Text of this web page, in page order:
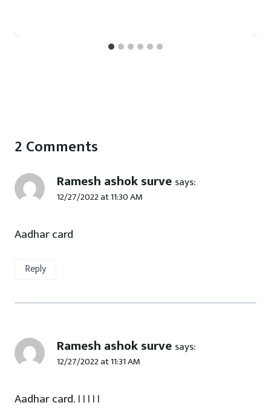
2 Comments
Ramesh ashok surve says:
12/27/2022 at 11:30 AM
Aadhar card
Reply
Ramesh ashok surve says:
12/27/2022 at 11:31 AM
Aadhar card. ।।।।।